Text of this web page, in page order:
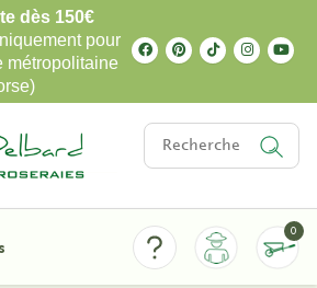
dès 150€
pour
métropolitaine
0